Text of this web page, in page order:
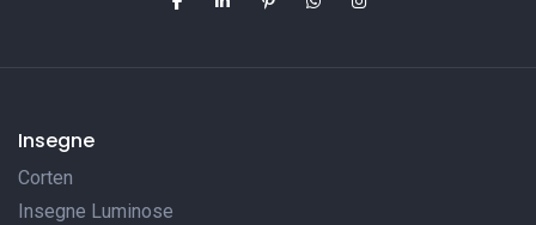
Insegne
Corten
Insegne Luminose